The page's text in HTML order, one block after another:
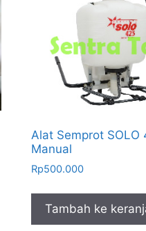
Alat Semprot SOLO
Manual
Rp500.000
Tambah ke